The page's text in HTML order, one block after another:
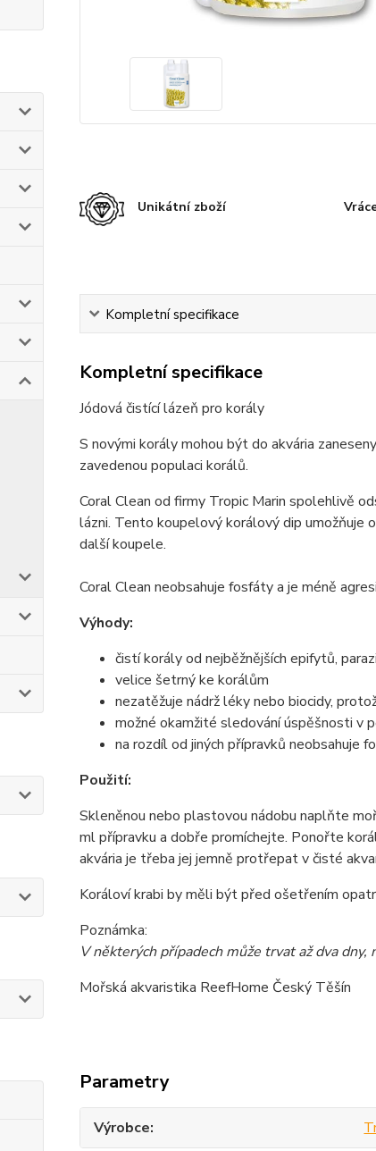
Unikátní zboží
Kompletní specifikace
Kompletní specifikace
Jódová čistící lázeň pro korály
S novými korály mohou být do akvária
zavedenou populaci korálů.
Coral Clean od firmy Tropic Marin spolehlivě
lázni. Tento koupelový korálový dip umožňuje
další koupele.
Coral Clean neobsahuje fosfáty a je méně
Výhody:
čistí korály od nejběžnějších epifytů,
velice šetrný ke korálům
nezatěžuje nádrž léky nebo biocidy,
možné okamžité sledování úspěšnosti v
na rozdíl od jiných přípravků neobsahuje
Použití:
Skleněnou nebo plastovou nádobu naplňte
ml přípravku a dobře promíchejte. Ponořte
akvária je třeba jej jemně protřepat v čisté
Koráloví krabi by měli být před ošetřením
Poznámka:
V některých případech může trvat až dva
Mořská akvaristika ReefHome Český Těšín
Parametry
Výrobce